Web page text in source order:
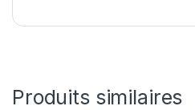
Produits similaires